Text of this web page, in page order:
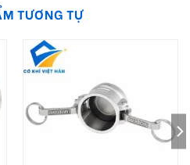
TƯƠNG TỰ